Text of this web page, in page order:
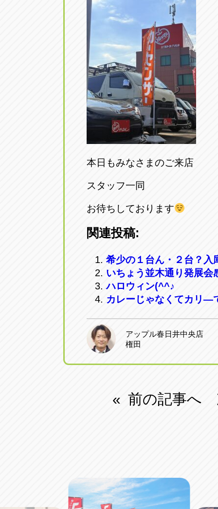
本日もみなさまのご来店
スタッフ一同
お待ちしております
関連投稿:
希少の１台ん・２台？入
いちょう並木通り発展会
ハロウィン(^^♪
カレーじゃなくてカリ
アップル春日井中央店
権田
« 前の記事へ